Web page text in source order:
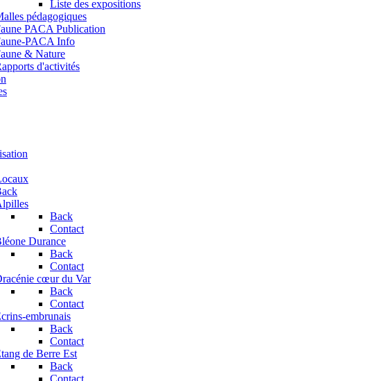
Liste des expositions
pédagogiques
PACA Publication
PACA Info
& Nature
d'activités
Back
Contact
Durance
Back
Contact
cœur du Var
Back
Contact
embrunais
Back
Contact
de Berre Est
Back
Contact